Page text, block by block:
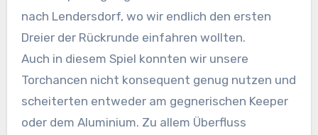
nach Lendersdorf, wo wir endlich den ersten
Dreier der Rückrunde einfahren wollten.
Auch in diesem Spiel konnten wir unsere
Torchancen nicht konsequent genug nutzen und
scheiterten entweder am gegnerischen Keeper
oder dem Aluminium. Zu allem Überfluss